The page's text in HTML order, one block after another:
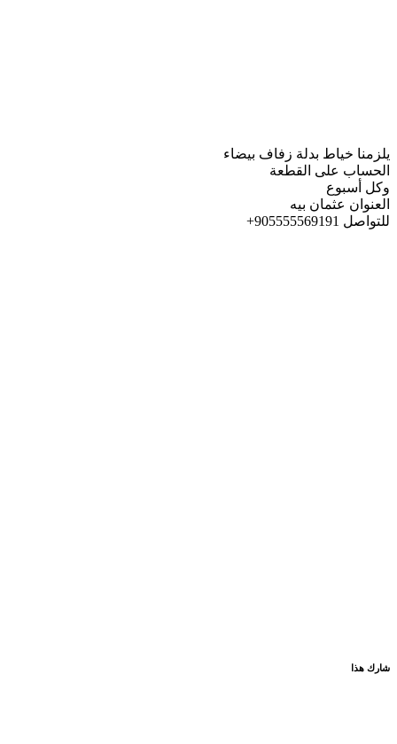
يلزمنا خياط بدلة زفاف بيضاء
الحساب على القطعة
وكل أسبوع
العنوان عثمان بيه
للتواصل ⁦+905555569191⁩
شارك هذا